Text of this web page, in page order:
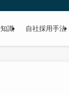
識 自社採用手法